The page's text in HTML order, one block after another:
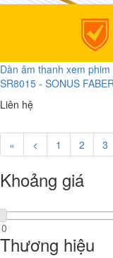
Dàn âm thanh xem
SR8015 - SONUS
Liên hệ
« < 1 2 3
Khoảng giá
Thương hiệu